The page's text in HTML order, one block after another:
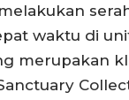
waktu di
merupakan